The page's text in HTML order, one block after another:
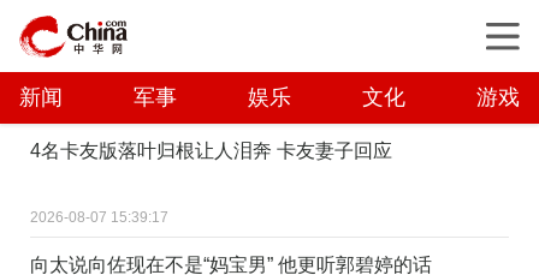
新闻 军事 娱乐 文化 游戏
4名卡友版落叶归根让人泪奔 卡友妻子回应
2026-08-07 15:39:17
向太说向佐现在不是“妈宝男” 他更听郭碧婷的话